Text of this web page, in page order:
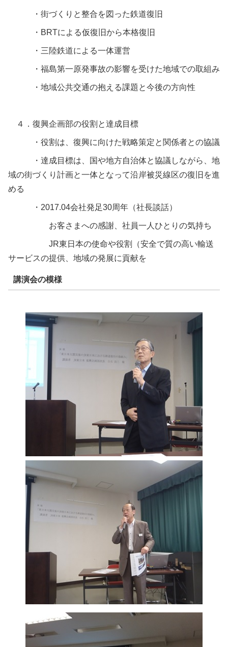
・街づくりと整合を図った鉄道復旧
・BRTによる仮復旧から本格復旧
・三陸鉄道による一体運営
・福島第一原発事故の影響を受けた地域での取組み
・地域公共交通の抱える課題と今後の方向性
４．復興企画部の役割と達成目標
・役割は、復興に向けた戦略策定と関係者との協議
・達成目標は、国や地方自治体と協議しながら、地
域の街づくり計画と一体となって沿岸被災線区の復旧を進
める
・2017.04会社発足30周年（社長談話）
お客さまへの感謝、社員一人ひとりの気持ち
JR東日本の使命や役割（安全で質の高い輸送
サービスの提供、地域の発展に貢献を
講演会の模様